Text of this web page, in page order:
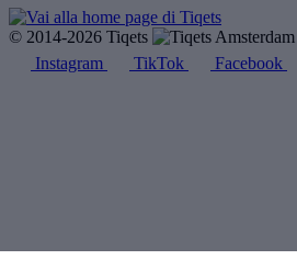
© 2014-2026 Tiqets
Instagram
TikTok Facebook